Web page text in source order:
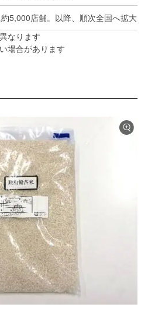
5,000店舗。以降、順次全国へ拡大
なります
場合があります